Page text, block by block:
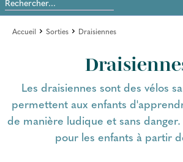
Accueil Sorties Draisiennes
Les draisiennes sont des vélos
permettent aux enfants
de manière ludique et sans
pour les enfants à partir